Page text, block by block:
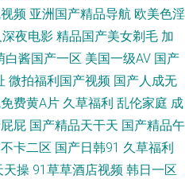
娱乐54 熟妇ea87av 欧美性爱自拍 色
无毛 变态另类33 含羞草A片 午夜剧
剧场 黄色片网站 人人干97 超碰97欧
频 亚洲国产精品导航 欧美色淫
深夜电影 精品国产美女剃毛 加
白酱国产一区 美国一级AV 国产
微拍福利国产视频 国产人成无
费黄A片 久草福利 乱伦家庭 成
屁 国产精品天干天 国产精品午
卡二区 国产日韩91 久草福利
天操 91草草酒店视频 韩日一区